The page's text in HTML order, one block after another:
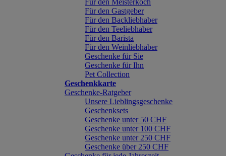
Für den Meisterkoch
Für den Gastgeber
Für den Backliebhaber
Für den Teeliebhaber
Für den Barista
Für den Weinliebhaber
Geschenke für Sie
Geschenke für Ihn
Pet Collection
Geschenkkarte
Geschenke-Ratgeber
Unsere Lieblingsgeschenke
Geschenksets
Geschenke unter 50 CHF
Geschenke unter 100 CHF
Geschenke unter 250 CHF
Geschenke über 250 CHF